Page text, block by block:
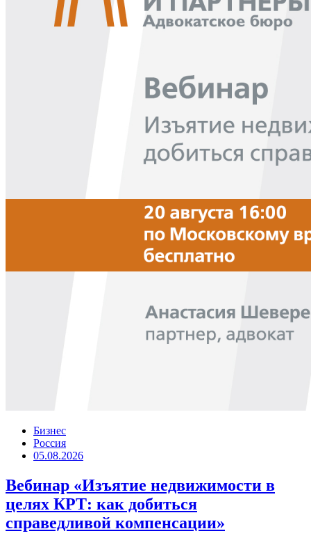
Бизнес
Россия
05.08.2026
Вебинар «Изъятие недвижимости в
целях КРТ: как добиться
справедливой компенсации»